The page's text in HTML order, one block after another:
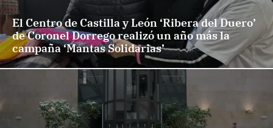
El Centro de Castilla y León ‘Ribera del Duero’
de Coronel Dorrego realizó un año más la
campaña ‘Mantas Solidarias’